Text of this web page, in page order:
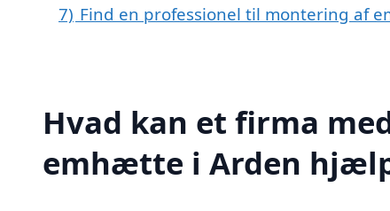
7) Find en professionel til montering af
Hvad kan et firma
emhætte i Arden